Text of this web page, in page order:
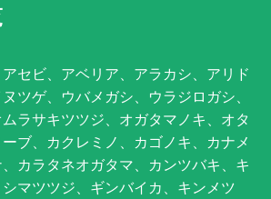
セビ、アベリア、アラカシ、アリド
ツゲ、ウバメガシ、ウラジロガシ、
ラサキツツジ、オガタマノキ、オタ
ブ、カクレミノ、カゴノキ、カナメ
カラタネオガタマ、カンツバキ、キ
マツツジ、ギンバイカ、キンメツ